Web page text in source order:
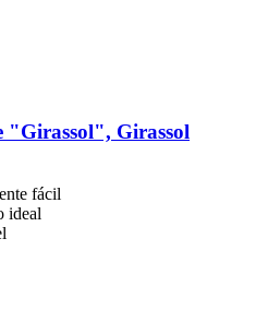
"Girassol", Girassol
fácil
ideal